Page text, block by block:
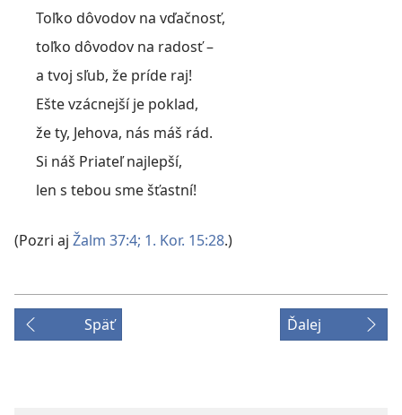
Toľko dôvodov na vďačnosť,
toľko dôvodov na radosť –
a tvoj sľub, že príde raj!
Ešte vzácnejší je poklad,
že ty, Jehova, nás máš rád.
Si náš Priateľ najlepší,
len s tebou sme šťastní!
(Pozri aj Žalm 37:4; 1. Kor. 15:28.)
Späť Ďalej